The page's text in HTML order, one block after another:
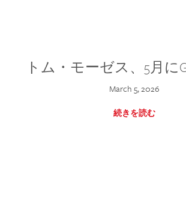
トム・モーゼス、5月に
March 5, 2026
続きを読む